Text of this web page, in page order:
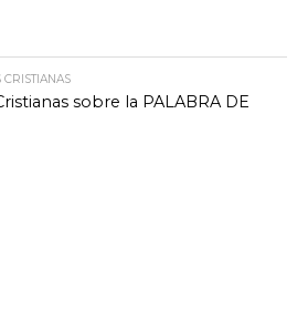
sobre la PALABRA DE